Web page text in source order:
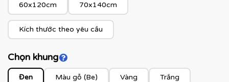
60x120cm 70x140cm
Kích thước theo yêu cầu
Chọn khungClick để xem màu khung
Đen Màu gỗ (Be) Vàng Trắng